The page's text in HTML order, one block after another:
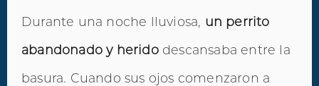
Durante una noche lluviosa, un perrito
abandonado y heridodescansaba entre la
basura. Cuando sus ojos comenzaron a